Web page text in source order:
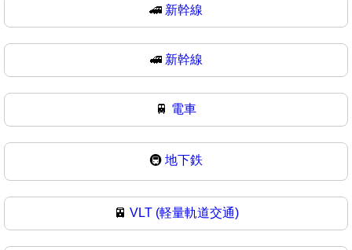
🚄 新幹線
🚅 新幹線
🚆 電車
🚇 地下鉄
🚈 VLT (軽量軌道交通)